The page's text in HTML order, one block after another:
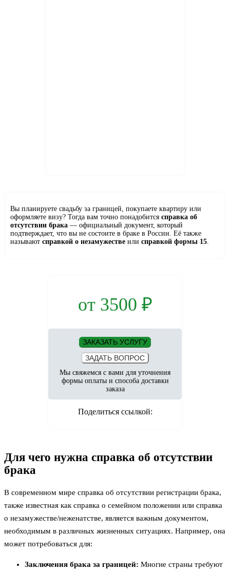
Вы планируете свадьбу за границей, покупаете квартиру или
оформляете визу? Тогда вам точно понадобится справка об
отсутствии брака — официальный документ, который
подтверждает, что вы не состоите в браке в России. Её также
называют справкой о незамужестве или справкой формы 15.
от 3500 ₽
ЗАКАЗАТЬ УСЛУГУ
ЗАДАТЬ ВОПРОС
Мы свяжемся с вами для уточнения
формы оплаты и способа доставки
заказа
Поделиться ссылкой:
Для чего нужна справка об отсутствии
брака
В современном мире справка об отсутствии регистрации брака,
также известная как справка о семейном положении или справка
о незамужестве/неженатстве, является важным документом,
необходимым в различных жизненных ситуациях. Например, она
может потребоваться для:
Заключения брака за границей: Многие страны требуют